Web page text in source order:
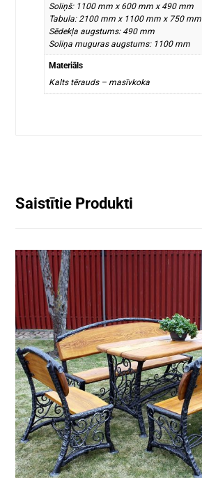
Soliņš: 1100 mm x 600 mm x 490 mm
Tabula: 2100 mm x 1100 mm x 750 mm
Sēdekļa augstums: 490 mm
Soliņa muguras augstums: 1100 mm
Materiāls
Kalts tērauds – masīvkoka
Saistītie Produkti